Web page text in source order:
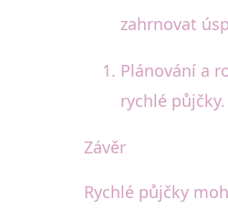
zahrnovat
Plánování a
rychlé
Závěr
Rychlé půjčky